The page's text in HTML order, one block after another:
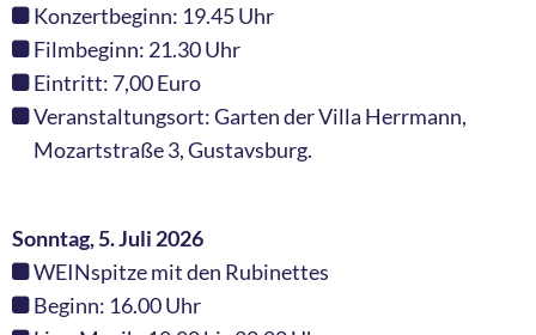
Konzertbeginn: 19.45 Uhr
Filmbeginn: 21.30 Uhr
Eintritt: 7,00 Euro
Veranstaltungsort: Garten der Villa Herrmann,
Mozartstraße 3, Gustavsburg.
Sonntag, 5. Juli 2026
WEINspitze mit den Rubinettes
Beginn: 16.00 Uhr